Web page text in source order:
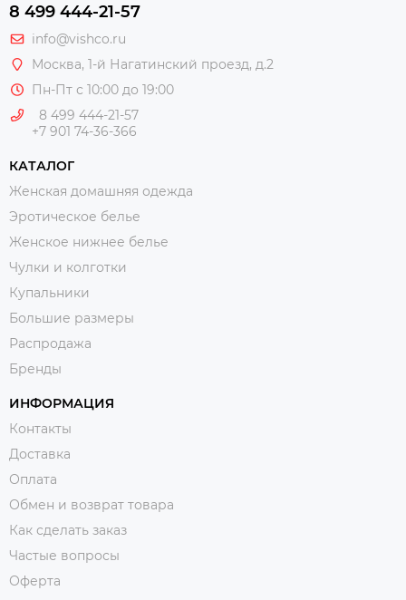
8 499 444-21-57
info@vishco.ru
Москва, 1-й Нагатинский проезд, д.2
Пн-Пт с 10:00 до 19:00
8 499 444-21-57
+7 901 74-36-366
КАТАЛОГ
Женская домашняя одежда
Эротическое белье
Женское нижнее белье
Чулки и колготки
Купальники
Большие размеры
Распродажа
Бренды
ИНФОРМАЦИЯ
Контакты
Доставка
Оплата
Обмен и возврат товара
Как сделать заказ
Частые вопросы
Оферта